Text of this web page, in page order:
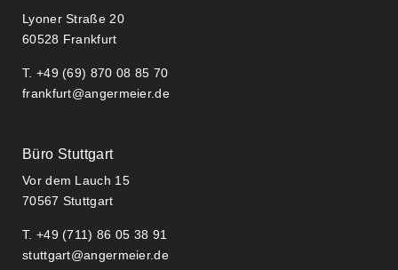
Lyoner Straße 20​
60528 Frankfurt
T. +49 (69) 870 08 85 70
frankfurt@angermeier.de
Büro Stuttgart
Vor dem Lauch 15
70567 Stuttgart
T. +49 (711) 86 05 38 91
stuttgart@angermeier.de